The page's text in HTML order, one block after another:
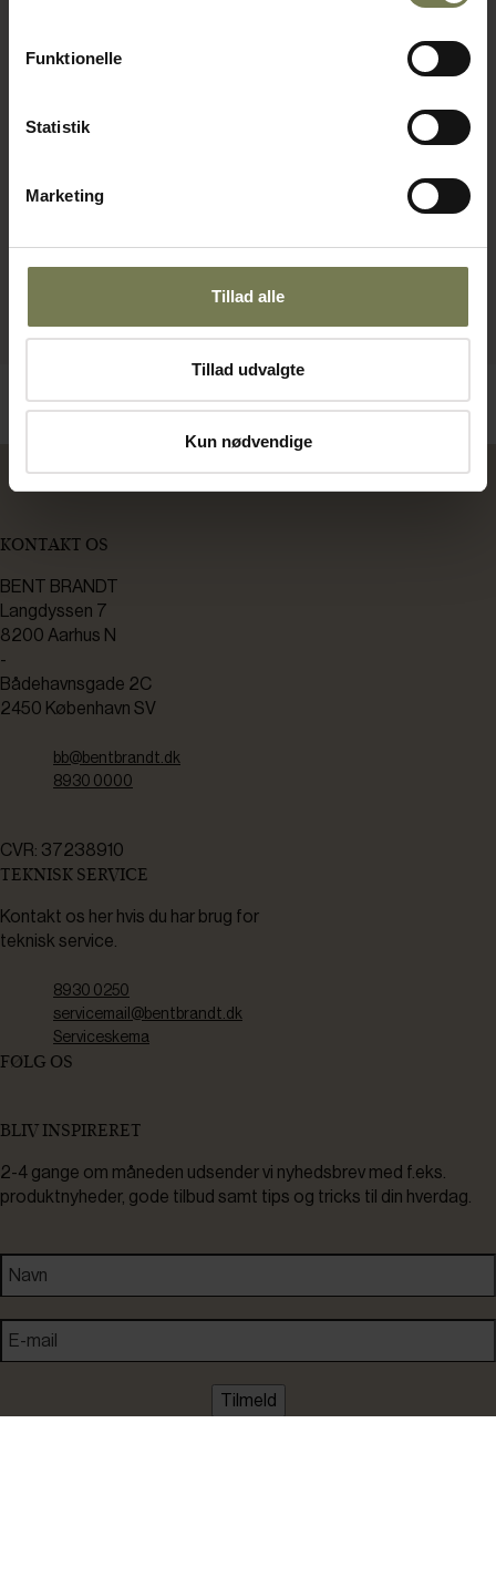
Funktionelle
Statistik
Marketing
Tillad alle
Tillad udvalgte
Kun nødvendige
KONTAKT OS
BENT BRANDT
Langdyssen 7
8200 Aarhus N
-
Bådehavnsgade 2C
2450 København SV
bb@bentbrandt.dk
8930 0000
CVR: 37238910
TEKNISK SERVICE
Kontakt os her hvis du har brug for
teknisk service.
8930 0250
servicemail@bentbrandt.dk
Serviceskema
FØLG OS
BLIV INSPIRERET
2-4 gange om måneden udsender vi nyhedsbrev med f.eks.
produktnyheder, gode tilbud samt tips og tricks til din hverdag.
Tilmeld